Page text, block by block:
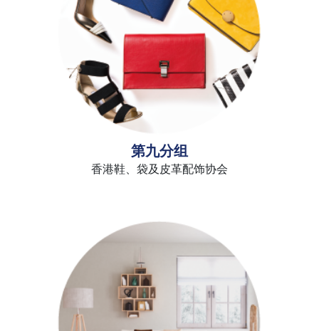
第九分组
香港鞋、袋及皮革配饰协会